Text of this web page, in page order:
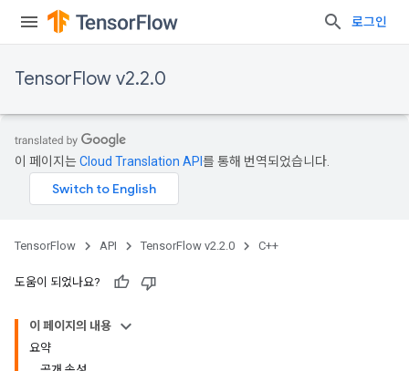
로그인
TensorFlow v2.2.0
이 페이지는Cloud Translation API 를 통해 번역되었습니다.
TensorFlow API TensorFlow v2.2.0 C++
도움이 되었나요?
이 페이지의 내용
요약